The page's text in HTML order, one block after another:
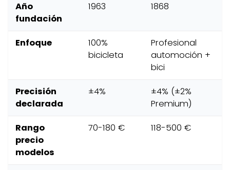
Año
fundación
1963 1868
Enfoque
100%
bicicleta
Profesional
automoción +
bici
Precisión
declarada
±4%
±4% (±2%
Premium)
Rango
precio
modelos
70-180 € 118-500 €